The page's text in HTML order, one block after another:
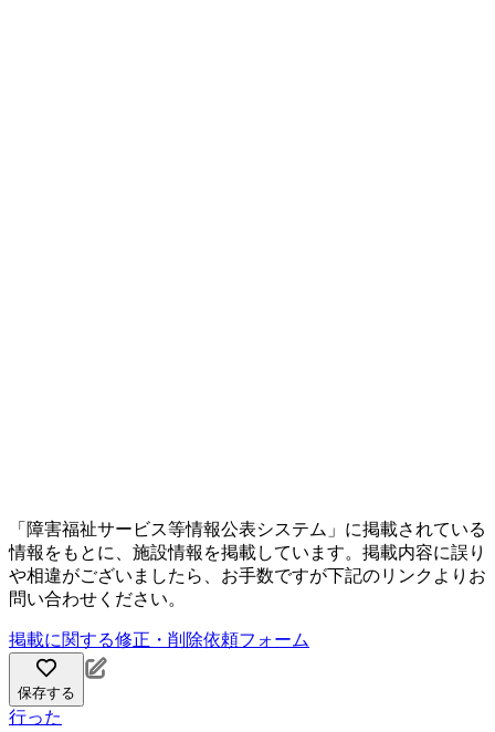
「障害福祉サービス等情報公表システム」に掲載されている
情報をもとに、施設情報を掲載しています。掲載内容に誤り
や相違がございましたら、お手数ですが下記のリンクよりお
問い合わせください。
掲載に関する修正・削除依頼フォーム
保存する
行った